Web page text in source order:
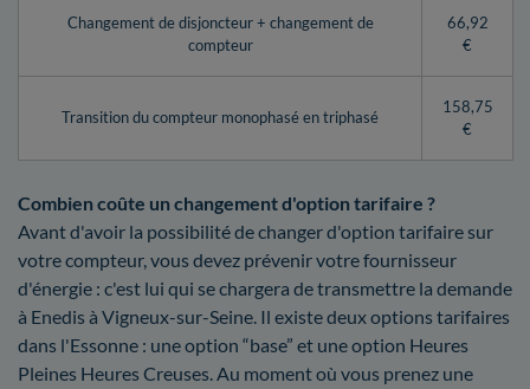
Changement de disjoncteur + changement de
compteur
66,92
€
Transition du compteur monophasé en triphasé
158,75
€
Combien coûte un changement d'option tarifaire ?
Avant d'avoir la possibilité de changer d'option tarifaire sur
votre compteur, vous devez prévenir votre fournisseur
d'énergie : c'est lui qui se chargera de transmettre la demande
à Enedis à Vigneux-sur-Seine. Il existe deux options tarifaires
dans l'Essonne : une option “base” et une option Heures
Pleines Heures Creuses. Au moment où vous prenez une